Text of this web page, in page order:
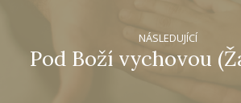
NÁSLEDUJÍCÍ
Pod Boží vychovou